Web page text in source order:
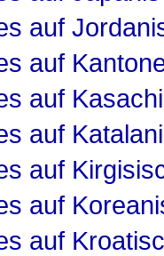
auf
auf
auf
auf
auf
auf
auf